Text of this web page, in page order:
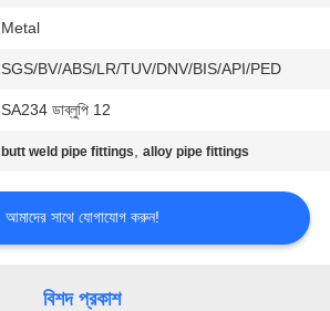
Metal
SGS/BV/ABS/LR/TUV/DNV/BIS/API/PED
SA234 ডাব্লুপি 12
butt weld pipe fittings,alloy pipe fittings
আমাদের সাথে যোগাযোগ করুন!
বিশদ প্রকাশ